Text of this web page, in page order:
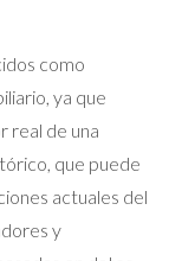
como
ya que
real de una
que puede
actuales del
y